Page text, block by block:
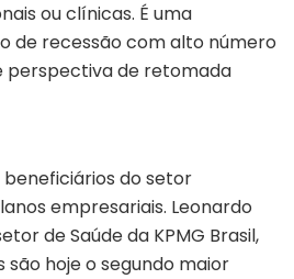
ou clínicas. É uma
de recessão com alto número
perspectiva de retomada
do setor
empresariais. Leonardo
de Saúde da KPMG Brasil,
são hoje o segundo maior